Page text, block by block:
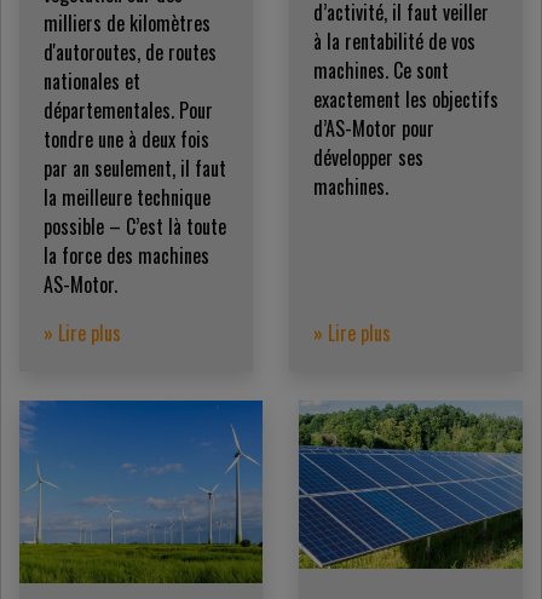
milliers de kilomètres
d'autoroutes, de routes
nationales et
départementales. Pour
tondre une à deux fois
par an seulement, il faut
la meilleure technique
possible – C’est là toute
la force des machines
AS-Motor.
» Lire plus
d’activité, il faut veiller
à la rentabilité de vos
machines. Ce sont
exactement les objectifs
d’AS-Motor pour
développer ses
machines.
» Lire plus